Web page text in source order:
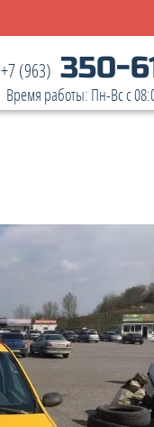
+7 (963) 350-
Время работы: Пн-Вс с